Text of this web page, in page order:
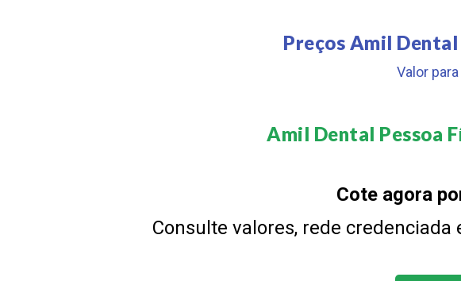
Preços Amil
Valor
Amil Dental Pessoa
Cote agora
Consulte valores, rede